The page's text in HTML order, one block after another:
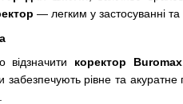
— легким у застосуванні
відзначити коректор Buromax
рівне та акуратне